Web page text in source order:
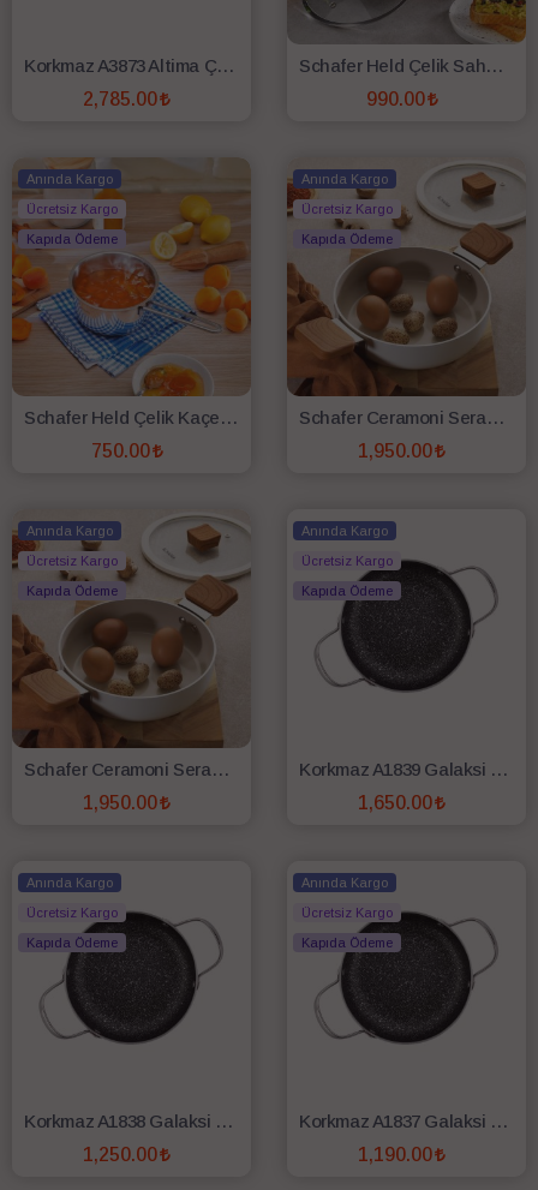
Korkmaz A3873 Altima Çelik-Granit Omlet Sahan 20 Cm
2,785.00
SEPETE EKLE
Schafer Held Çelik Sahan 20 Cm 2 Parça-Inox (Kapaklı)
990.00
Anında Kargo
Ücretsiz Kargo
Kapıda Ödeme
Schafer Held Çelik Kaçerola 14 Cm-1 Parça-Inox
750.00
Anında Kargo
Ücretsiz Kargo
Kapıda Ödeme
Schafer Ceramoni Seramik Kapaklı Sahan 22 Cm-Krem
1,950.00
Anında Kargo
Ücretsiz Kargo
Kapıda Ödeme
Schafer Ceramoni Seramik Kapaklı Sahan 20 Cm-Krem
1,950.00
Anında Kargo
Ücretsiz Kargo
Kapıda Ödeme
Korkmaz A1839 Galaksi Omlet Sahan 22 Cm
1,650.00
Anında Kargo
Ücretsiz Kargo
Kapıda Ödeme
Korkmaz A1838 Galaksi Omlet Sahan 20 Cm
1,250.00
Anında Kargo
Ücretsiz Kargo
Kapıda Ödeme
Korkmaz A1837 Galaksi Omlet Sahan 18 Cm
1,190.00